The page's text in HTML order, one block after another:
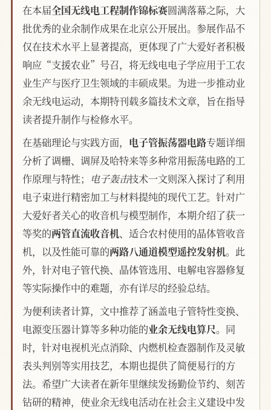
在本届全国无线电工程制作锦标赛圆满落幕之际，大
批优秀的业余制作成果在北京公开展出。参展作品不
仅在技术水平上显著提高，更体现了广大爱好者积极
响应“支援农业”号召，将无线电电子学应用于工农
业生产与医疗卫生领域的丰硕成果。为进一步推动业
余无线电运动，本期特刊载多篇技术文章，旨在指导
读者提升制作与检修水平。
在基础理论与实践方面， 电子管振荡器电路专题详细
分析了调栅、调屏及哈特来等多种常用振荡电路的工
作原理与特性； 电子轰击技术一文则深入探讨了利用
电子束进行精密加工与材料提纯的现代工艺。针对广
大爱好者关心的收音机与模型制作，本期介绍了获一
等奖的两管直流收音机、适合农村使用的晶体管收音
机，以及性能可靠的两路八通道模型遥控发射机。此
外，针对电子管代换、晶体管选用、电解电容器修复
等实际操作中的难题，亦有详尽的经验总结。
为便利读者计算，文中推荐了涵盖电子管特性变换、
电源变压器计算等多种功能的业余无线电算尺。同
时，针对电视机光点消除、内燃机检查器制作及灵敏
表头判别等实用技艺，本期也提供了简便易行的方
法。希望广大读者在新年里继续发扬勤俭节约、刻苦
钻研的精神，使业余无线电活动在社会主义建设中发